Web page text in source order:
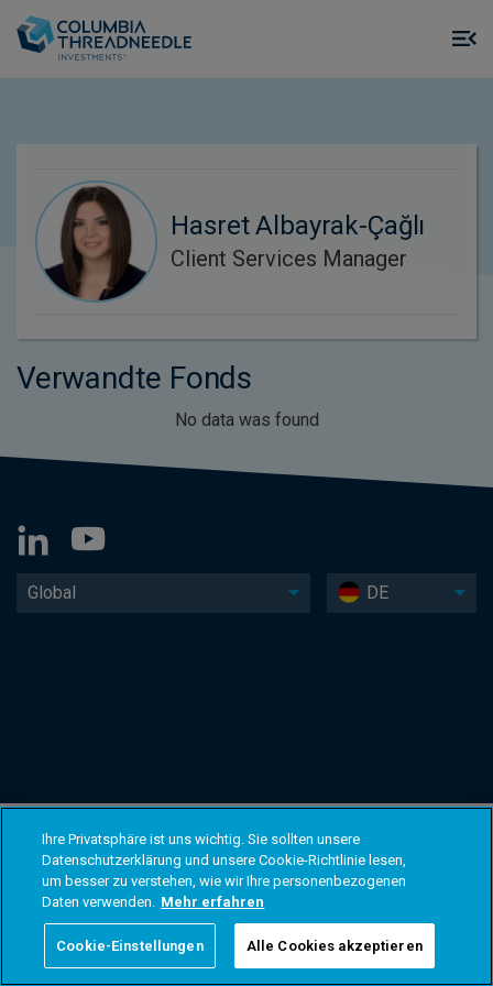
Hasret Albayrak-Çağlı
Client Services Manager
Verwandte Fonds
No data was found
Global DE
Ihre Privatsphäre ist uns wichtig. Sie sollten unsere
Datenschutzerklärung und unsere Cookie-Richtlinie lesen,
um besser zu verstehen, wie wir Ihre personenbezogenen
Daten verwenden. Mehr erfahren
Cookie-Einstellungen Alle Cookies akzeptieren